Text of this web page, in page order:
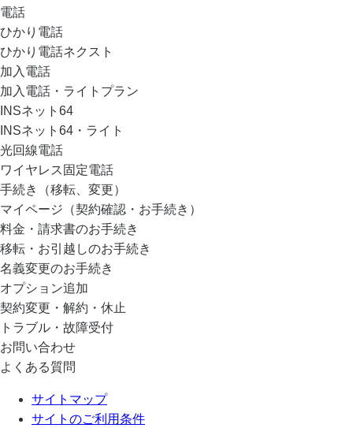
電話
ひかり電話
ひかり電話ネクスト
加入電話
加入電話・ライトプラン
INSネット64
INSネット64・ライト
光回線電話
ワイヤレス固定電話
手続き（移転、変更）
マイページ（契約確認・お手続き）
料金・請求書のお手続き
移転・お引越しのお手続き
名義変更のお手続き
オプション追加
契約変更・解約・休止
トラブル・故障受付
お問い合わせ
よくある質問
サイトマップ
サイトのご利用条件